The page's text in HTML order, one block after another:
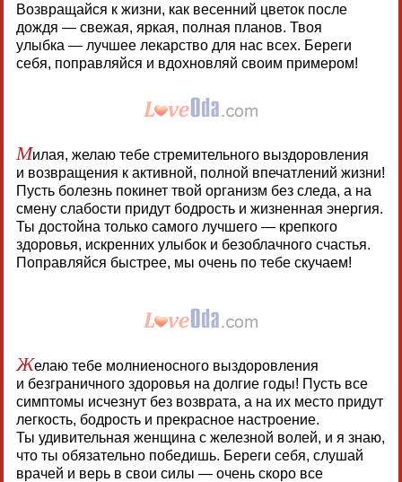
Возвращайся к жизни, как весенний цветок после
дождя — свежая, яркая, полная планов. Твоя
улыбка — лучшее лекарство для нас всех. Береги
себя, поправляйся и вдохновляй своим примером!
Милая, желаю тебе стремительного выздоровления
и возвращения к активной, полной впечатлений жизни!
Пусть болезнь покинет твой организм без следа, а на
смену слабости придут бодрость и жизненная энергия.
Ты достойна только самого лучшего — крепкого
здоровья, искренних улыбок и безоблачного счастья.
Поправляйся быстрее, мы очень по тебе скучаем!
Желаю тебе молниеносного выздоровления
и безграничного здоровья на долгие годы! Пусть все
симптомы исчезнут без возврата, а на их место придут
легкость, бодрость и прекрасное настроение.
Ты удивительная женщина с железной волей, и я знаю,
что ты обязательно победишь. Береги себя, слушай
врачей и верь в свои силы — очень скоро все